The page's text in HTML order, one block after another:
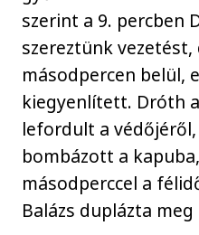
szerint a 9. percben
szereztünk
másodpercen belül,
kiegyenlített. Dróth
lefordult a
bombázott a
másodperccel a
Balázs duplázta